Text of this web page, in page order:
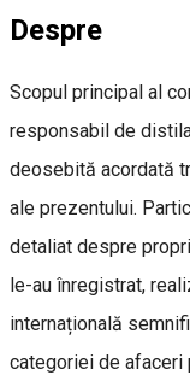
Despre
Scopul principal al
responsabil de
deosebită acordată
ale prezentului.
detaliat despre
le-au înregistrat,
internațională
categoriei de afaceri